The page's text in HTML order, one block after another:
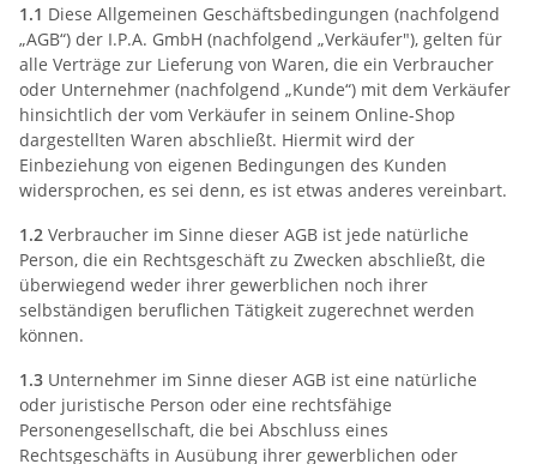
1.1 Diese Allgemeinen Geschäftsbedingungen (nachfolgend
„AGB“) der I.P.A. GmbH (nachfolgend „Verkäufer"), gelten für
alle Verträge zur Lieferung von Waren, die ein Verbraucher
oder Unternehmer (nachfolgend „Kunde“) mit dem Verkäufer
hinsichtlich der vom Verkäufer in seinem Online-Shop
dargestellten Waren abschließt. Hiermit wird der
Einbeziehung von eigenen Bedingungen des Kunden
widersprochen, es sei denn, es ist etwas anderes vereinbart.
1.2 Verbraucher im Sinne dieser AGB ist jede natürliche
Person, die ein Rechtsgeschäft zu Zwecken abschließt, die
überwiegend weder ihrer gewerblichen noch ihrer
selbständigen beruflichen Tätigkeit zugerechnet werden
können.
1.3 Unternehmer im Sinne dieser AGB ist eine natürliche
oder juristische Person oder eine rechtsfähige
Personengesellschaft, die bei Abschluss eines
Rechtsgeschäfts in Ausübung ihrer gewerblichen oder